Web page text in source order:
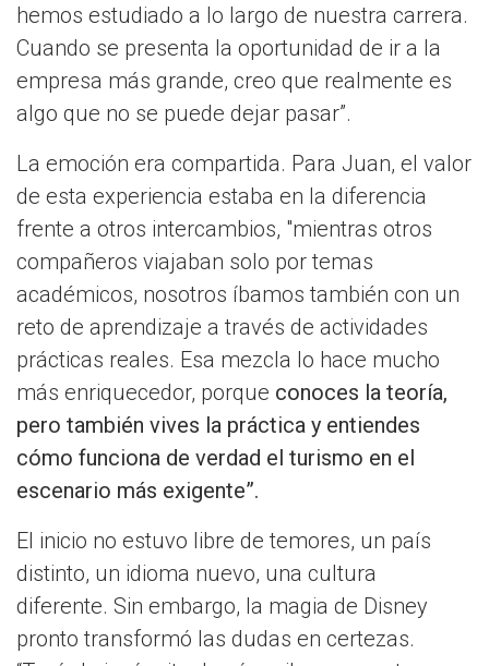
hemos estudiado a lo largo de nuestra carrera.
Cuando se presenta la oportunidad de ir a la
empresa más grande, creo que realmente es
algo que no se puede dejar pasar”.
La emoción era compartida. Para Juan, el valor
de esta experiencia estaba en la diferencia
frente a otros intercambios, "mientras otros
compañeros viajaban solo por temas
académicos, nosotros íbamos también con un
reto de aprendizaje a través de actividades
prácticas reales. Esa mezcla lo hace mucho
más enriquecedor, porque conoces la teoría,
pero también vives la práctica y entiendes
cómo funciona de verdad el turismo en el
escenario más exigente”.
El inicio no estuvo libre de temores, un país
distinto, un idioma nuevo, una cultura
diferente. Sin embargo, la magia de Disney
pronto transformó las dudas en certezas.